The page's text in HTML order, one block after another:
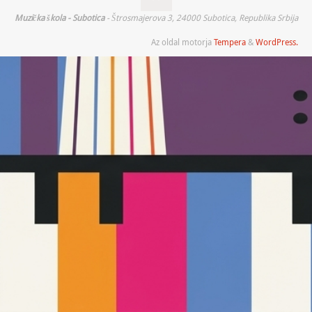
Muzička škola - Subotica- Štrosmajerova 3, 24000 Subotica, Republika Srbija
Az oldal motorjaTempera&WordPress.